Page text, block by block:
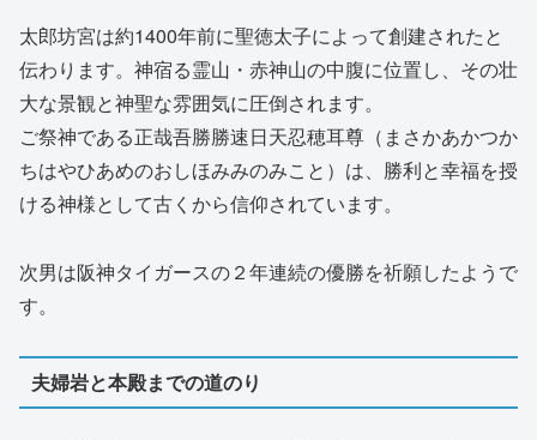
太郎坊宮は約1400年前に聖徳太子によって創建されたと
伝わります。神宿る霊山・赤神山の中腹に位置し、その壮
大な景観と神聖な雰囲気に圧倒されます。
ご祭神である正哉吾勝勝速日天忍穂耳尊（まさかあかつか
ちはやひあめのおしほみみのみこと）は、勝利と幸福を授
ける神様として古くから信仰されています。
次男は阪神タイガースの２年連続の優勝を祈願したようで
す。
夫婦岩と本殿までの道のり